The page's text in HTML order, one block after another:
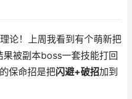
论！上周我看到有个萌新把
被副本boss一套技能打回
保命招是把闪避+破招加到